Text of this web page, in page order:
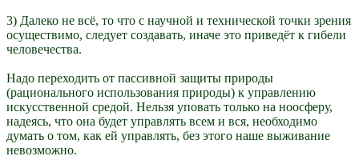
3) Далеко не всё, то что с научной и технической точки зрения
осуществимо, следует создавать, иначе это приведёт к гибели
человечества.
Надо переходить от пассивной защиты природы
(рационального использования природы) к управлению
искусственной средой. Нельзя уповать только на ноосферу,
надеясь, что она будет управлять всем и вся, необходимо
думать о том, как ей управлять, без этого наше выживание
невозможно.